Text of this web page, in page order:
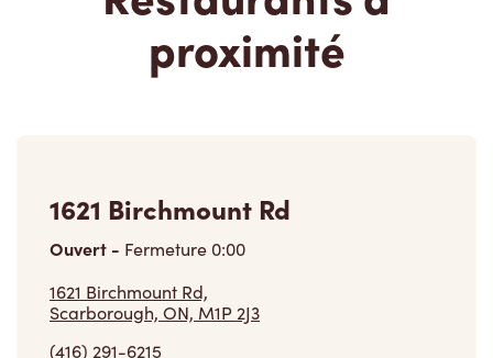
proximité
1621 Birchmount Rd
Ouvert - Fermeture 0:00
1621 Birchmount Rd,
Scarborough, ON, M1P 2J3
(416) 291-6215